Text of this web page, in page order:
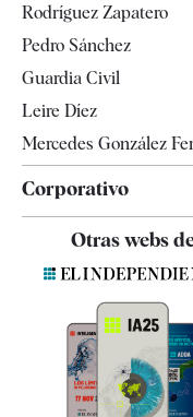
Televisión
Rodríguez Zapatero
Pedro Sánchez
Guardia Civil
Leire Díez
Mercedes González
Corporativo
Contacto
Quiénes somos
Especificaciones
Otras webs